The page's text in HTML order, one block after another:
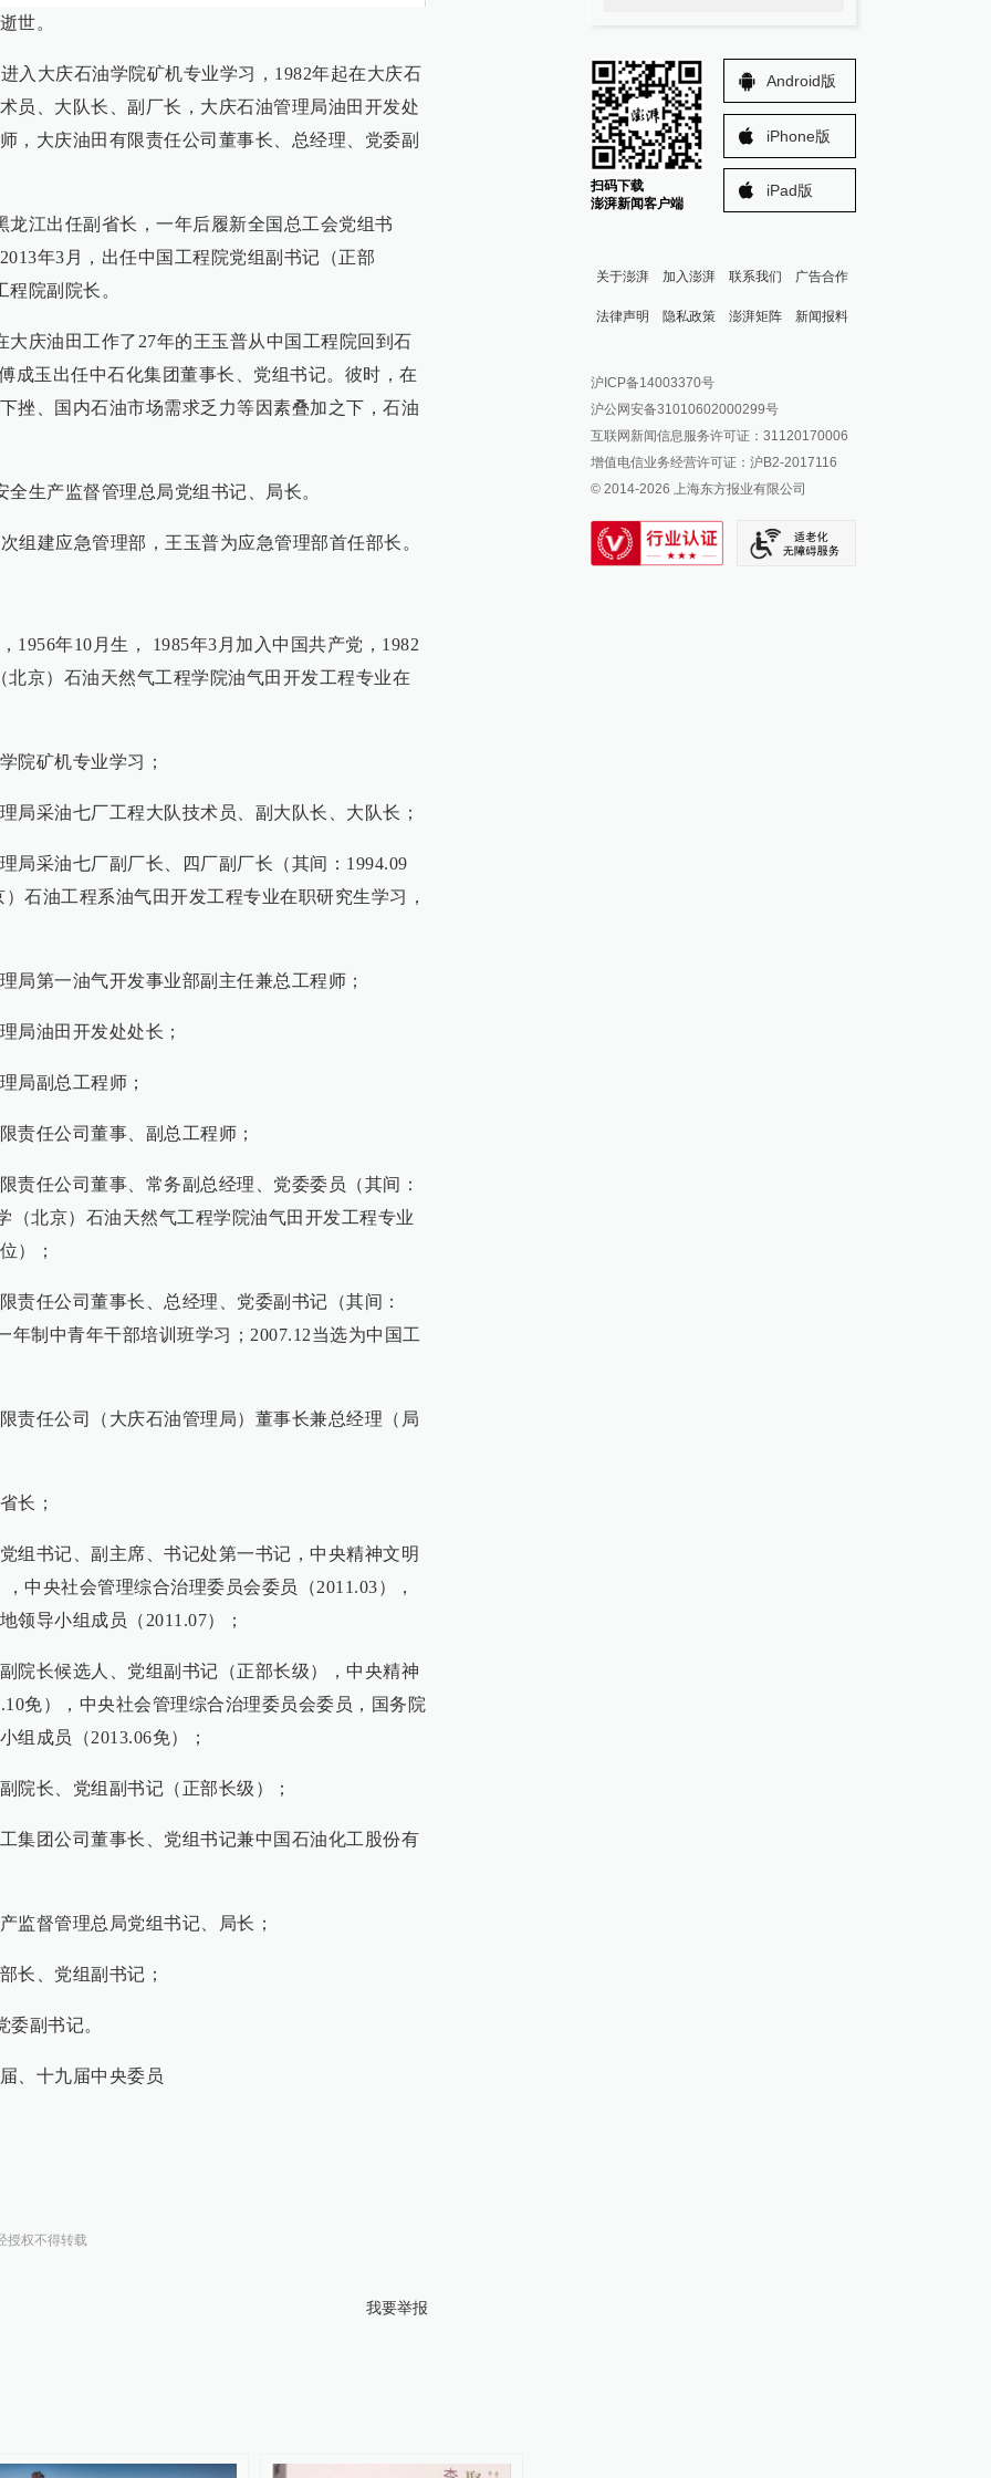
世。
入大庆石油学院矿机专业学习，1982年起在大庆石
员、大队长、副厂长，大庆石油管理局油田开发处
，大庆油田有限责任公司董事长、总经理、党委副
龙江出任副省长，一年后履新全国总工会党组书
年3月，出任中国工程院党组副书记（正部
院副院长。
大庆油田工作了27年的王玉普从中国工程院回到石
成玉出任中石化集团董事长、党组书记。彼时，在
挫、国内石油市场需求乏力等因素叠加之下，石油
生产监督管理总局党组书记、局长。
组建应急管理部，王玉普为应急管理部首任部长。
1956年10月生， 1985年3月加入中国共产党，1982
京）石油天然气工程学院油气田开发工程专业在
院矿机专业学习；
局采油七厂工程大队技术员、副大队长、大队长；
局采油七厂副厂长、四厂副厂长（其间：1994.09
石油工程系油气田开发工程专业在职研究生学习，
局第一油气开发事业部副主任兼总工程师；
局油田开发处处长；
局副总工程师；
责任公司董事、副总工程师；
责任公司董事、常务副总经理、党委委员（其间：
北京）石油天然气工程学院油气田开发工程专业
）；
责任公司董事长、总经理、党委副书记（其间：
制中青年干部培训班学习；2007.12当选为中国工
责任公司（大庆石油管理局）董事长兼总经理（局
长；
组书记、副主席、书记处第一书记，中央精神文明
中央社会管理综合治理委员会委员（2011.03），
领导小组成员（2011.07）；
院长候选人、党组副书记（正部长级），中央精神
免），中央社会管理综合治理委员会委员，国务院
组成员（2013.06免）；
院长、党组副书记（正部长级）；
集团公司董事长、党组书记兼中国石油化工股份有
监督管理总局党组书记、局长；
长、党组副书记；
副书记。
、十九届中央委员
授权不得转载
我要举报
扫码下载
澎湃新闻客户端
Android版
iPhone版
iPad版
关于澎湃 加入澎湃 联系我们 广告合作
法律声明 隐私政策 澎湃矩阵
澎湃新闻公众号
澎湃新闻抖音号
派生万物开放平台
IP SHANGHAI
SIXTH TONE
新闻报料
报料邮箱: news@thepaper.cn
沪ICP备14003370号
沪公网安备31010602000299号
互联网新闻信息服务许可证：31120170006
增值电信业务经营许可证：沪B2-2017116
© 2014-2026 上海东方报业有限公司